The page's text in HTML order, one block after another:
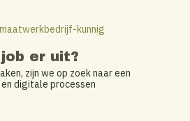
kunnig
er uit?
zijn we op zoek naar een
digitale processen